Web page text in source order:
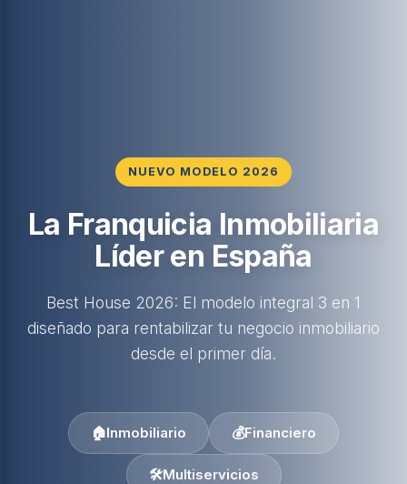
NUEVO MODELO 2026
La Franquicia Inmobiliaria
Líder en España
Best House 2026: El modelo integral 3 en 1
diseñado para rentabilizar tu negocio inmobiliario
desde el primer día.
🏠Inmobiliario 💰Financiero
🛠️Multiservicios